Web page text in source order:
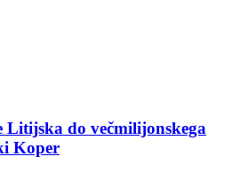
Litijska do večmilijonskega
Koper